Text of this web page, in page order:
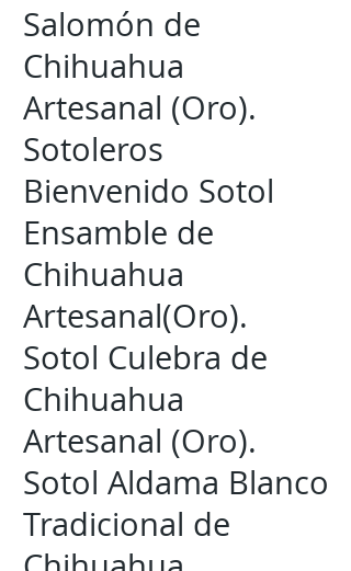
Salomón de
Chihuahua
Artesanal (Oro).
Sotoleros
Bienvenido Sotol
Ensamble de
Chihuahua
Artesanal(Oro).
Sotol Culebra de
Chihuahua
Artesanal (Oro).
Sotol Aldama Blanco
Tradicional de